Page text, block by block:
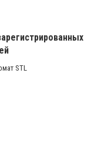
STL